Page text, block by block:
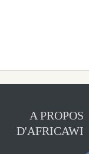
A PROPOS
D'AFRICAWI